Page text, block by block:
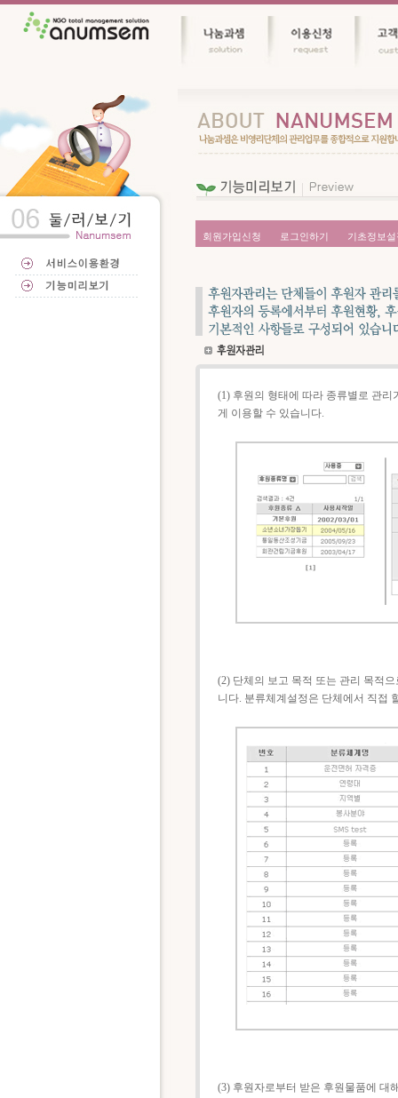
회원가입신청 로그인하기 기초정보설
(1) 후원의 형태에 따라 종류별로 관
게 이용할 수 있습니다.
(2) 단체의 보고 목적 또는 관리 목적
니다. 분류체계설정은 단체에서 직접
(3) 후원자로부터 받은 후원물품에 대